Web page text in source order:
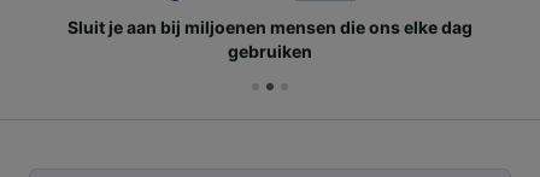
Sluit je aan bij miljoenen mensen die ons elke dag
gebruiken